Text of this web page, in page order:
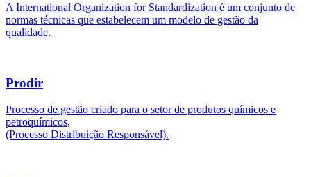
A International Organization for Standardization é um conjunto de
normas técnicas que estabelecem um modelo de gestão da
qualidade.
Prodir
Processo de gestão criado para o setor de produtos químicos e
petroquímicos,
(Processo Distribuição Responsável).